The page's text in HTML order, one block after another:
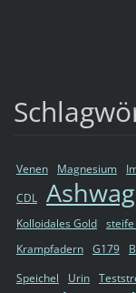
Venen Magnesium
CDL
Kolloidales Gold steife
Krampfadern G179
Speichel
Urin